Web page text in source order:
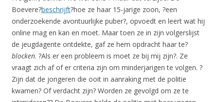
Boevere?beschrijft?hoe ze haar 15-jarige zoon, ?een
onderzoekende avontuurlijke puber?, opvoedt en leert wat hij
online mag en kan en moet. Maar toen ze in zijn volgerslijst
de jeugdagente ontdekte, gaf ze hem opdracht haar te?
blocken. ?Als er een probleem is moet ze bij mij zijn?. Ze
vraagt zich af of er criteria zijn om minderjarigen te volgen. ?
Zijn dat de jongeren die ooit in aanraking met de politie
kwamen? Of verdacht zijn? Worden ze gevolgd om ze te